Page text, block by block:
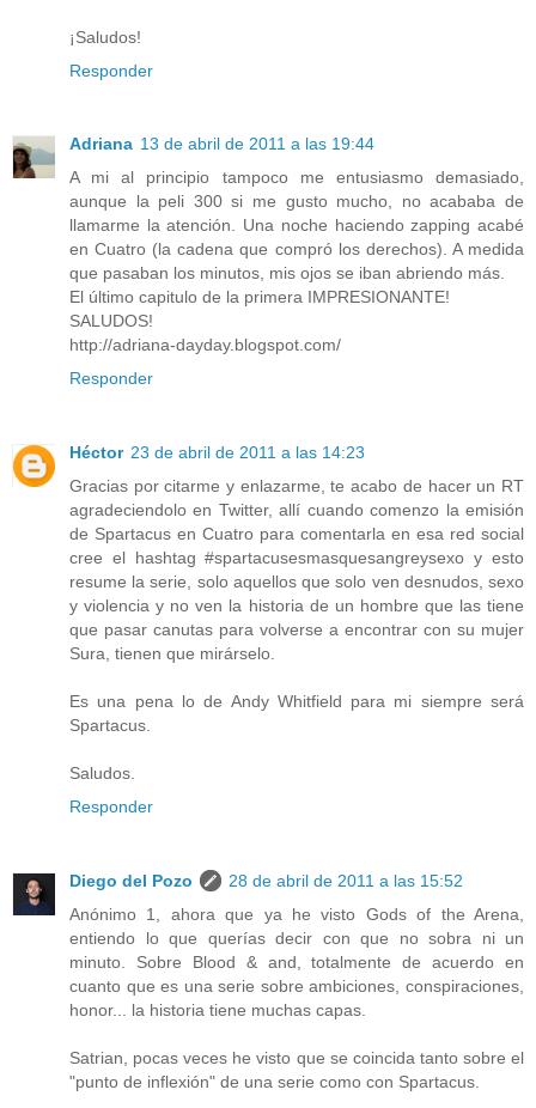
¡Saludos!
Responder
Adriana 13 de abril de 2011 a las 19:44
A mi al principio tampoco me entusiasmo demasiado,
aunque la peli 300 si me gusto mucho, no acababa de
llamarme la atención. Una noche haciendo zapping acabé
en Cuatro (la cadena que compró los derechos). A medida
que pasaban los minutos, mis ojos se iban abriendo más.
El último capitulo de la primera IMPRESIONANTE!
SALUDOS!
http://adriana-dayday.blogspot.com/
Responder
Héctor 23 de abril de 2011 a las 14:23
Gracias por citarme y enlazarme, te acabo de hacer un RT
agradeciendolo en Twitter, allí cuando comenzo la emisión
de Spartacus en Cuatro para comentarla en esa red social
cree el hashtag #spartacusesmasquesangreysexo y esto
resume la serie, solo aquellos que solo ven desnudos, sexo
y violencia y no ven la historia de un hombre que las tiene
que pasar canutas para volverse a encontrar con su mujer
Sura, tienen que mirárselo.
Es una pena lo de Andy Whitfield para mi siempre será
Spartacus.
Saludos.
Responder
Diego del Pozo
28 de abril de 2011 a las 15:52
Anónimo 1, ahora que ya he visto Gods of the Arena,
entiendo lo que querías decir con que no sobra ni un
minuto. Sobre Blood & and, totalmente de acuerdo en
cuanto que es una serie sobre ambiciones, conspiraciones,
honor... la historia tiene muchas capas.
Satrian, pocas veces he visto que se coincida tanto sobre el
"punto de inflexión" de una serie como con Spartacus.